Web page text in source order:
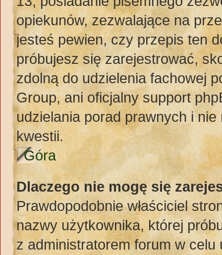
opiekunów, zezwalające na
jesteś pewien, czy przepis ten
próbujesz się zarejestrować,
zdolną do udzielenia fachowej
Group, ani oficjalny support
udzielania porad prawnych i
kwestii.
Góra
Dlaczego nie mogę się
Prawdopodobnie właściciel
nazwy użytkownika, której
z administratorem forum w celu